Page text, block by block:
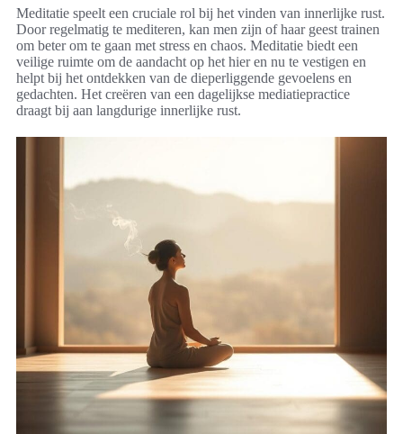
Meditatie speelt een cruciale rol bij het vinden van innerlijke rust.
Door regelmatig te mediteren, kan men zijn of haar geest trainen
om beter om te gaan met stress en chaos. Meditatie biedt een
veilige ruimte om de aandacht op het hier en nu te vestigen en
helpt bij het ontdekken van de dieperliggende gevoelens en
gedachten. Het creëren van een dagelijkse mediatiepractice
draagt bij aan langdurige innerlijke rust.